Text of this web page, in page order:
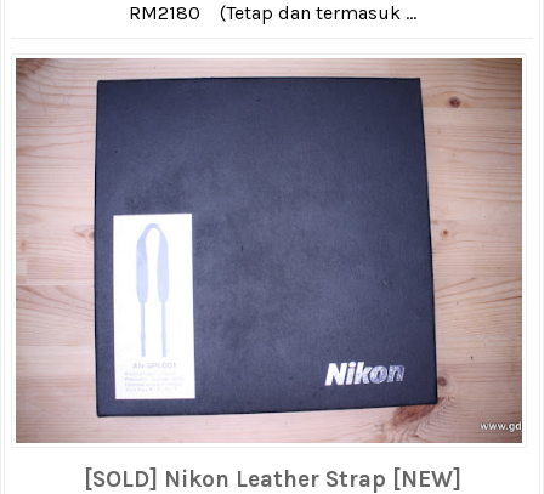
RM2180 (Tetap dan termasuk ...
[SOLD] Nikon Leather Strap [NEW]